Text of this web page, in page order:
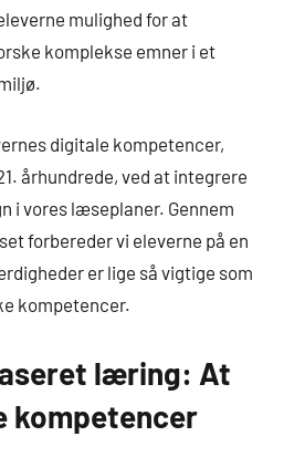
mulighed for at
komplekse emner i et
digitale kompetencer,
århundrede, ved at integrere
i vores læseplaner. Gennem
forbereder vi eleverne på en
er lige så vigtige som
kompetencer.
læring: At
kompetencer